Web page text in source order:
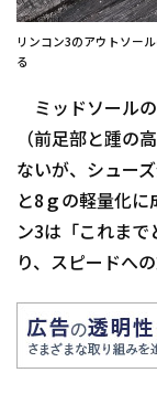
リンコン3のアウトソー
る
ミッドソールの
（前足部と踵の
ないが、シュー
と8ｇの軽量化に
ン3は「これまで
り、スピードへ